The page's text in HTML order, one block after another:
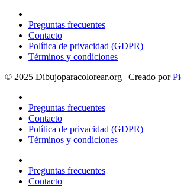
Preguntas frecuentes
Contacto
Política de privacidad (GDPR)
Términos y condiciones
© 2025 Dibujoparacolorear.org | Creado por
Preguntas frecuentes
Contacto
Política de privacidad (GDPR)
Términos y condiciones
Preguntas frecuentes
Contacto